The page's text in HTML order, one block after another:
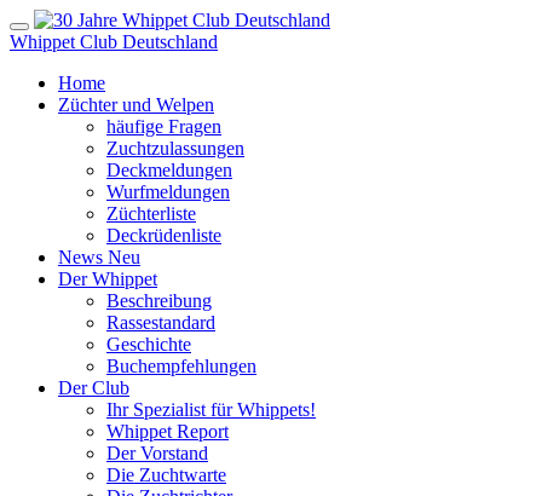
Whippet Club Deutschland
Home
Züchter und Welpen
häufige Fragen
Zuchtzulassungen
Deckmeldungen
Wurfmeldungen
Züchterliste
Deckrüdenliste
News Neu
Der Whippet
Beschreibung
Rassestandard
Geschichte
Buchempfehlungen
Der Club
Ihr Spezialist für Whippets!
Whippet Report
Der Vorstand
Die Zuchtwarte